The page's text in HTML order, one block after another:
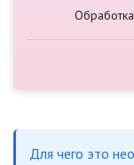
Для чего это